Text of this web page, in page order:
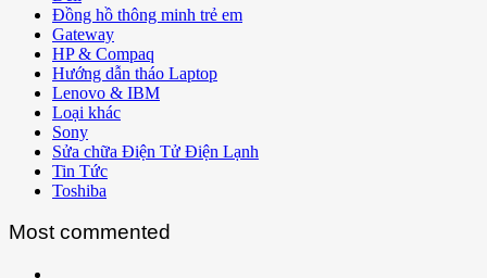
Đồng hồ thông minh trẻ em
Gateway
HP & Compaq
Hướng dẫn tháo Laptop
Lenovo & IBM
Loại khác
Sony
Sửa chữa Điện Tử Điện Lạnh
Tin Tức
Toshiba
Most commented